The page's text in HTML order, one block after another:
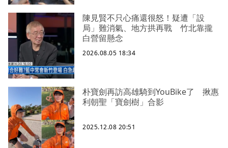
陳見賢不只心痛還很怒！疑遭「設
局」難消氣、地方拱再戰 竹北靠攏
白營留懸念
2026.08.05 18:34
朴寶劍再訪高雄騎到YouBike了 揪惠
利朝聖「寶劍樹」合影
2025.12.08 20:51